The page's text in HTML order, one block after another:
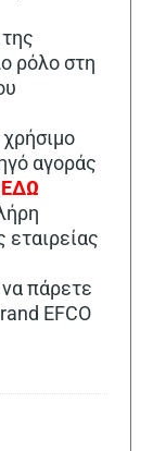
ρόλο στη
αγοράς
ΕΔΩ
πάρετε
EFCO